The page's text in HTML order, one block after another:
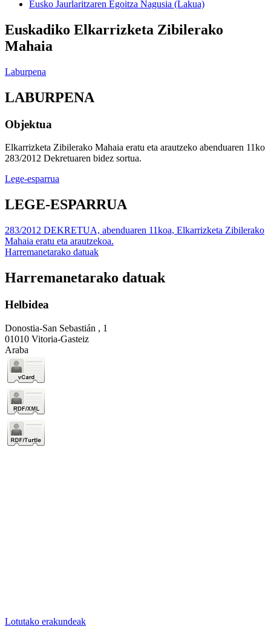
Eusko Jaurlaritzaren Egoitza Nagusia (Lakua)
Euskadiko Elkarrizketa Zibilerako
Mahaia
Laburpena
LABURPENA
Objektua
Elkarrizketa Zibilerako Mahaia eratu eta arautzeko abenduaren 11ko
283/2012 Dekretuaren bidez sortua.
Lege-esparrua
LEGE-ESPARRUA
283/2012 DEKRETUA, abenduaren 11koa, Elkarrizketa Zibilerako
Mahaia eratu eta arautzekoa.
Harremanetarako datuak
Harremanetarako datuak
Helbidea
Donostia-San Sebastián , 1
01010 Vitoria-Gasteiz
Araba
Lotutako erakundeak